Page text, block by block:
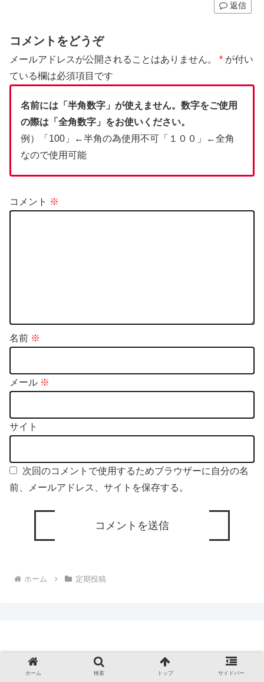
返信
コメントをどうぞ
メールアドレスが公開されることはありません。 * が付い
ている欄は必須項目です
名前には「半角数字」が使えません。数字をご使用
の際は「全角数字」をお使いください。
例）「100」←半角の為使用不可「１００」←全角
なので使用可能
コメント ※
名前 ※
メール ※
サイト
次回のコメントで使用するためブラウザーに自分の名
前、メールアドレス、サイトを保存する。
ホーム 定期投稿
ホーム 検索 トップ サイドバー